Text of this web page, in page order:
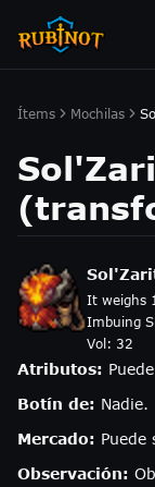
Ítems Mochilas
It weighs
Imbuing
Vol: 32
Atributos:
Botín de: Nadie.
Mercado: Puede
Observación: